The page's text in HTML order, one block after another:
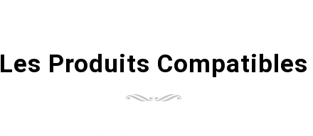
Les Produits Compatibles